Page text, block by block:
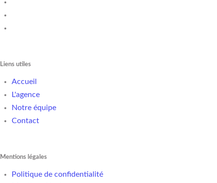
Liens utiles
Accueil
L'agence
Notre équipe
Contact
Mentions légales
Politique de confidentialité